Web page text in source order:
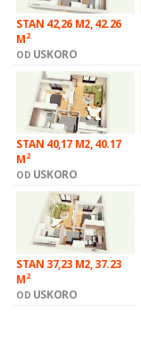
STAN 42,26 M2, 42.26
M2
OD USKORO
STAN 40,17 M2, 40.17
M2
OD USKORO
STAN 37,23 M2, 37.23
M2
OD USKORO